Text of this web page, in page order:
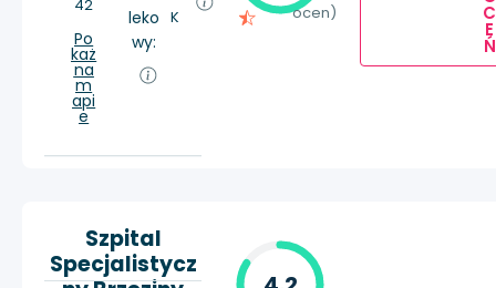
42
Po
każ
na
m
api
e
leko
wy:
K
ocen)
C
E
Ń
Szpital
Specjalistycz